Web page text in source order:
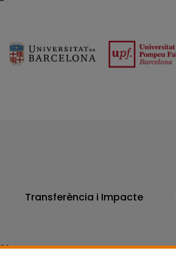
Transferència i Impacte